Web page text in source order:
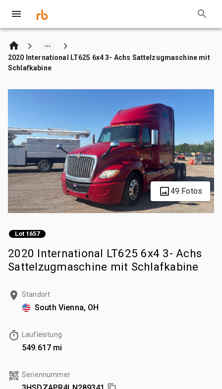
2020 International LT625 6x4 3- Achs Sattelzugmaschine mit
Schlafkabine
49 Fotos
Lot 1657
2020 International LT625 6x4 3- Achs
Sattelzugmaschine mit Schlafkabine
Standort
South Vienna, OH
Laufleistung
549.617 mi
Seriennummer